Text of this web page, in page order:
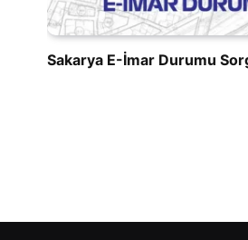
Sakarya E-İmar Durumu